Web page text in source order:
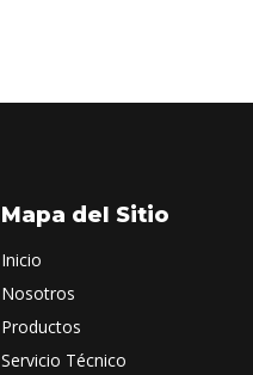
Mapa del Sitio
Inicio
Nosotros
Productos
Servicio Técnico